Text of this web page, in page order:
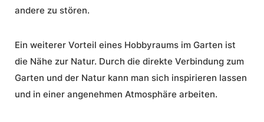
andere zu stören.
Ein weiterer Vorteil eines Hobbyraums im Garten ist
die Nähe zur Natur. Durch die direkte Verbindung zum
Garten und der Natur kann man sich inspirieren lassen
und in einer angenehmen Atmosphäre arbeiten.